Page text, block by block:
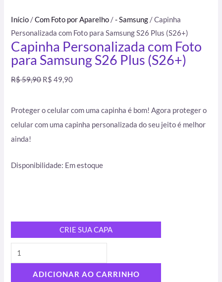
Início /Com Foto por Aparelho /- Samsung / Capinha
Personalizada com Foto para Samsung S26 Plus (S26+)
Capinha Personalizada com Foto
para Samsung S26 Plus (S26+)
R$59,90 R$ 49,90
Proteger o celular com uma capinha é bom! Agora proteger o
celular com uma capinha personalizada do seu jeito é melhor
ainda!
Disponibilidade: Em estoque
CRIE SUA CAPA
ADICIONAR AO CARRINHO